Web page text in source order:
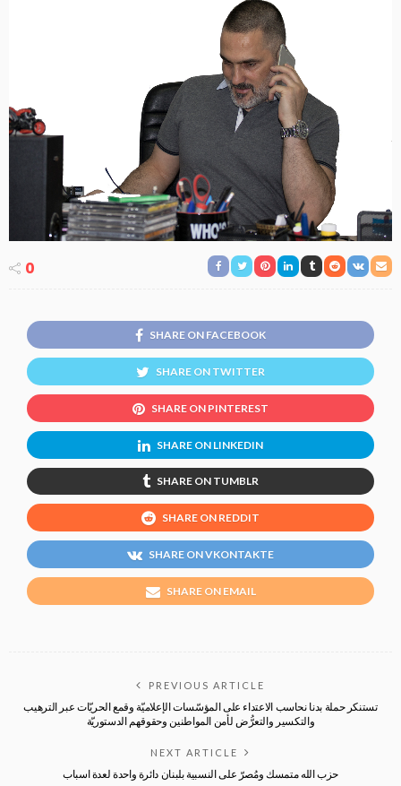
0
SHARE ON FACEBOOK
SHARE ON TWITTER
SHARE ON PINTEREST
SHARE ON LINKEDIN
SHARE ON TUMBLR
SHARE ON REDDIT
SHARE ON VKONTAKTE
SHARE ON EMAIL
PREVIOUS ARTICLE
تستنكر حملة بدنا نحاسب الاعتداء على المؤسّسات الإعلاميّة وقمع الحريّات عبر الترهيب
والتكسير والتعرُّض لأمن المواطنين وحقوقهم الدستوريّة
NEXT ARTICLE
حزب الله متمسك ومُصرّ على النسبية بلبنان دائرة واحدة لعدة اسباب